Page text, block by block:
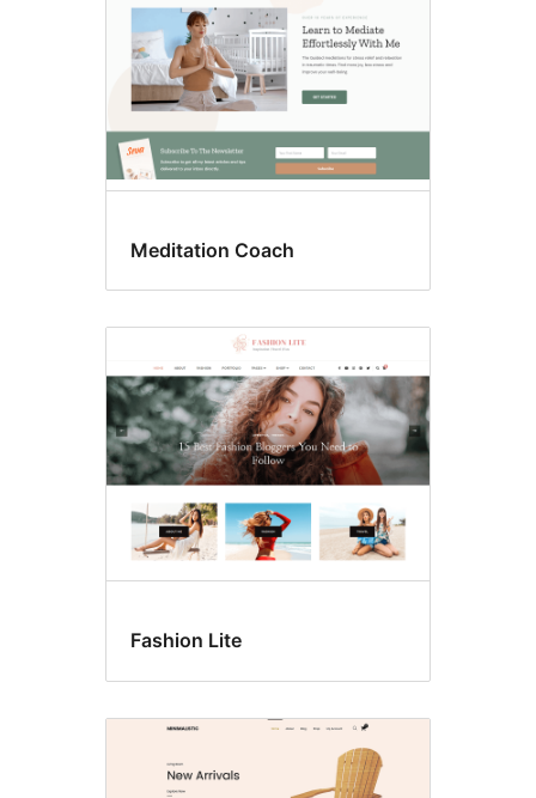
Meditation Coach
Fashion Lite